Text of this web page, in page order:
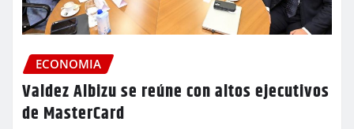
ECONOMIA
Valdez Albizu se reúne con altos ejecutivos
de MasterCard